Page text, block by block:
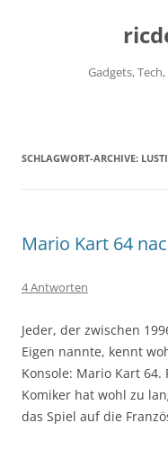
Gadgets,
SCHLAGWORT-ARCHIVE:
Mario Kart 64
4 Antworten
Jeder, der zwischen
Eigen nannte, kennt
Konsole: Mario Kart
Komiker hat wohl zu
das Spiel auf die